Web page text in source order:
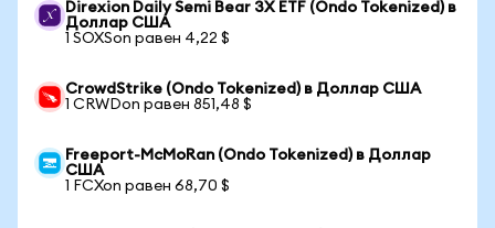
Direxion Daily Semi Bear 3X ETF (Ondo Tokenized) в
Доллар США
1 SOXSon равен 4,22 $
CrowdStrike (Ondo Tokenized) в Доллар США
1 CRWDon равен 851,48 $
Freeport-McMoRan (Ondo Tokenized) в Доллар
США
1 FCXon равен 68,70 $